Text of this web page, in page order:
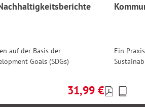
auf der Basis der
Goals (SDGs)
Regulärer Preis:
31,99 €
Ein
Preise
inkl.